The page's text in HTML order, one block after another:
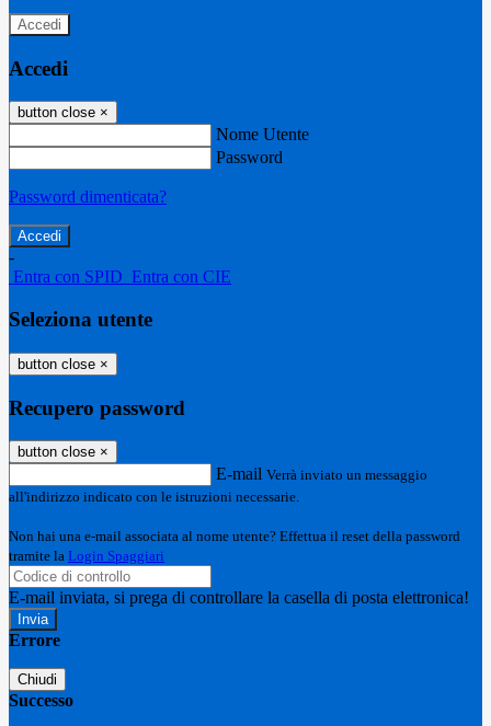
Accedi
Accedi
button close ×
Nome Utente
Password
Password dimenticata?
-
Entra con SPID Entra con CIE
Seleziona utente
button close ×
Recupero password
button close ×
E-mail Verrà inviato un messaggio
all'indirizzo indicato con le istruzioni necessarie.
Non hai una e-mail associata al nome utente? Effettua il reset della password
tramite la Login Spaggiari
E-mail inviata, si prega di controllare la casella di posta elettronica!
Errore
Chiudi
Successo